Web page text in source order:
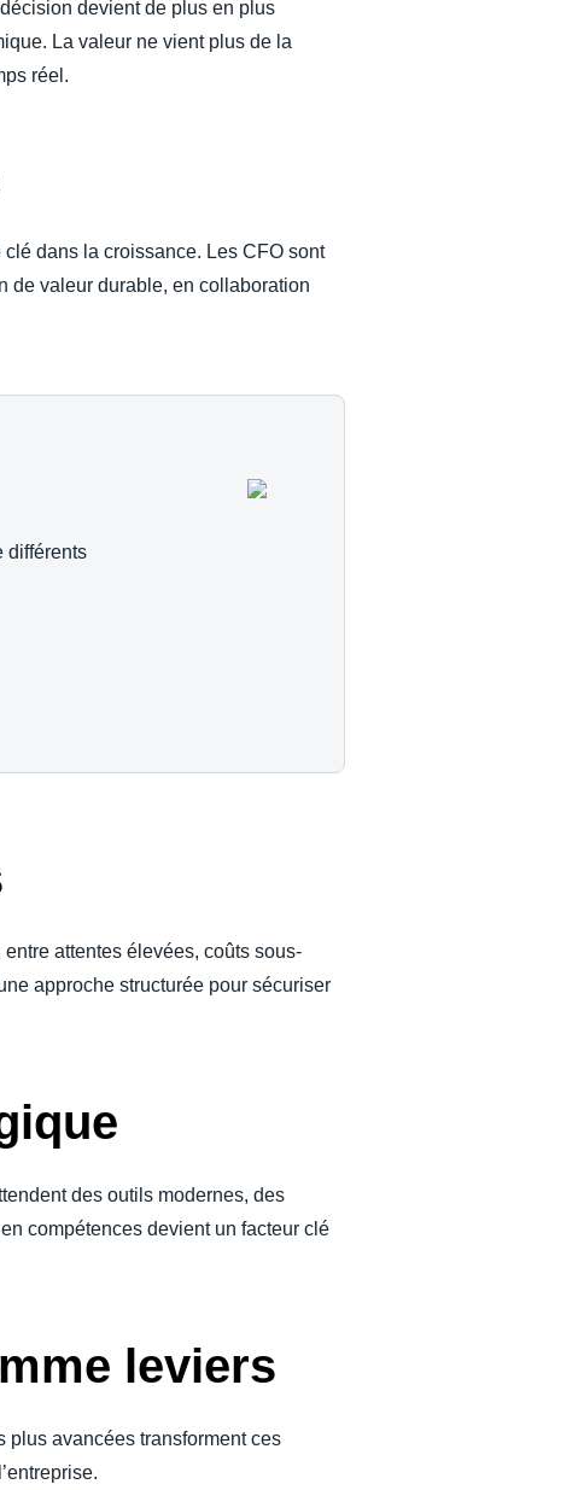
devient de plus en plus
La valeur ne vient plus de la
réel.
dans la croissance. Les CFO sont
de valeur durable, en collaboration
différents
attentes élevées, coûts sous-
approche structurée pour sécuriser
des outils modernes, des
compétences devient un facteur clé
leviers
plus avancées transforment ces